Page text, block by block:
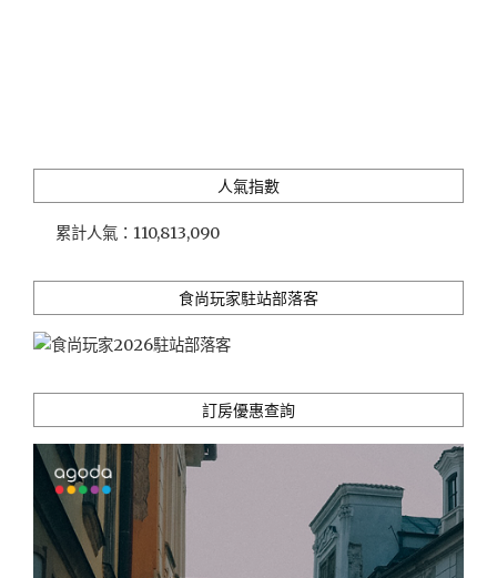
人氣指數
累計人氣： 110,813,090
食尚玩家駐站部落客
訂房優惠查詢